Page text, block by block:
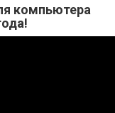
компьютера